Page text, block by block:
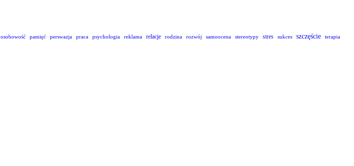
osobowość pamięć perswazja praca psychologia reklama relacje rodzina rozwój samoocena stereotypy stres sukces szczęście
terapia